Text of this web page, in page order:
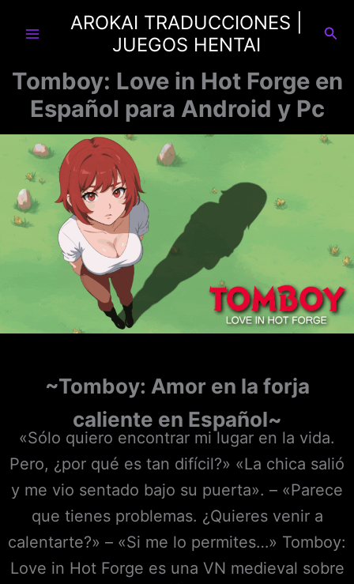
AROKAI TRADUCCIONES |
JUEGOS HENTAI
Tomboy: Love in Hot Forge en
Español para Android y Pc
~Tomboy: Amor en la forja
caliente en Español~
«Sólo quiero encontrar mi lugar en la vida.
Pero, ¿por qué es tan difícil?» «La chica salió
y me vio sentado bajo su puerta». – «Parece
que tienes problemas. ¿Quieres venir a
calentarte?» – «Si me lo permites…» Tomboy:
Love in Hot Forge es una VN medieval sobre